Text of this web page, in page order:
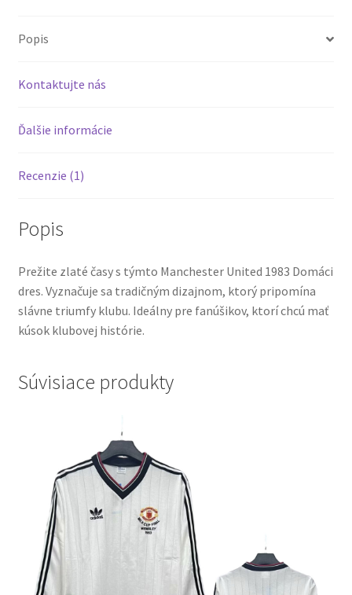
Popis
Kontaktujte nás
Ďalšie informácie
Recenzie (1)
Popis
Prežite zlaté časy s týmto Manchester United 1983 Domáci
dres. Vyznačuje sa tradičným dizajnom, ktorý pripomína
slávne triumfy klubu. Ideálny pre fanúšikov, ktorí chcú mať
kúsok klubovej histórie.
Súvisiace produkty